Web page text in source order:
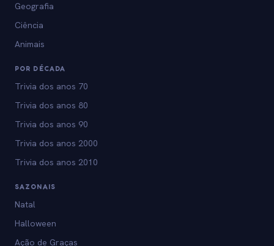
Geografia
Ciência
Animais
POR DÉCADA
Trivia dos anos 70
Trivia dos anos 80
Trivia dos anos 90
Trivia dos anos 2000
Trivia dos anos 2010
SAZONAIS
Natal
Halloween
Ação de Graças